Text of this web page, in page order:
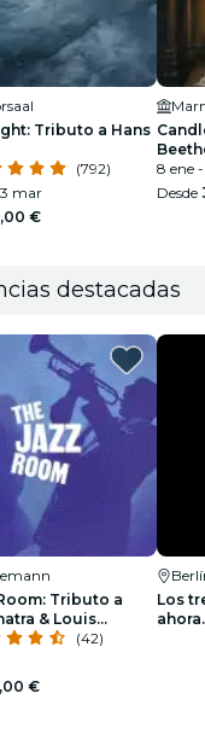
Tributo a Hans
(792)
mar
€
8 ene
Desde
destacadas
Tributo a
& Louis
(42)
€
Los